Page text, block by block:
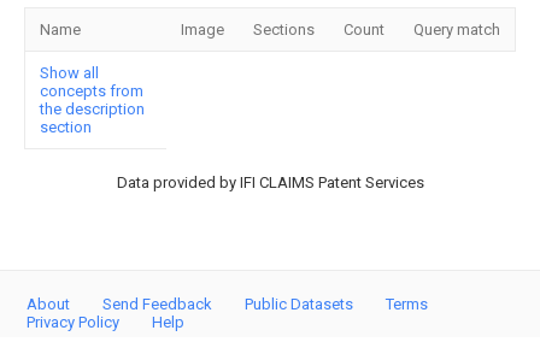
Name Image Sections Count Query match
Show all
concepts from
the description
section
Data provided by IFI CLAIMS Patent Services
About Send Feedback Public Datasets
Terms
Privacy Policy
Help